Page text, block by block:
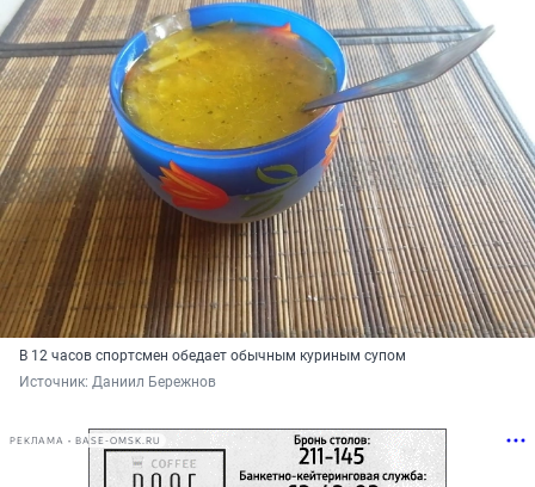
В 12 часов спортсмен обедает обычным куриным супом
Источник: Даниил Бережнов
РЕКЛАМА • BASE-OMSK.RU